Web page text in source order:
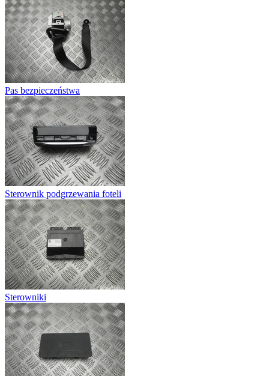
Pas bezpieczeństwa
Sterownik podgrzewania foteli
Sterowniki